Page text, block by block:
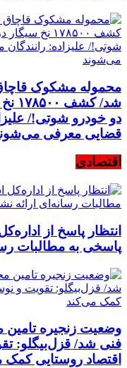
محموله مشکوک قاچاق
دو خودرو شوتی!/
قضایی معرفی
اقتصادی
انتظار پاسخ از
پاسخی به مطالبات
وضعیت زنجیره
فنی شد/ قزل‌بیگلو:
اقتصاد روستایی کمک